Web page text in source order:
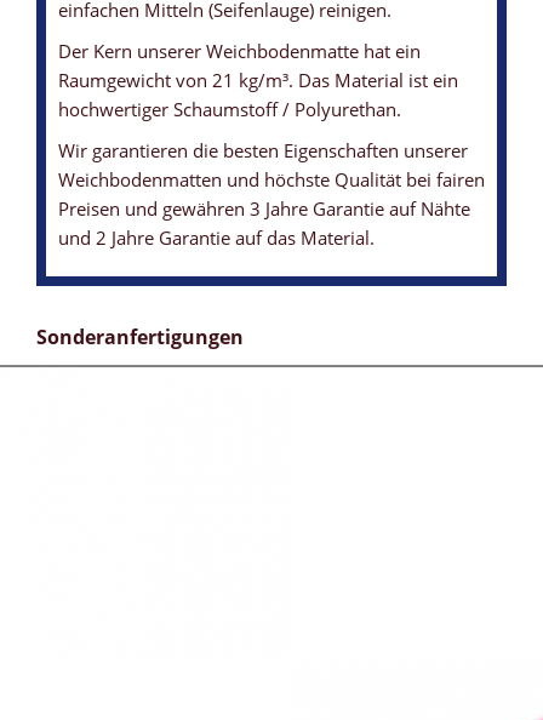
einfachen Mitteln (Seifenlauge) reinigen.
Der Kern unserer Weichbodenmatte hat ein
Raumgewicht von 21 kg/m³. Das Material ist ein
hochwertiger Schaumstoff / Polyurethan.
Wir garantieren die besten Eigenschaften unserer
Weichbodenmatten und höchste Qualität bei fairen
Preisen und gewähren 3 Jahre Garantie auf Nähte
und 2 Jahre Garantie auf das Material.
Sonderanfertigungen